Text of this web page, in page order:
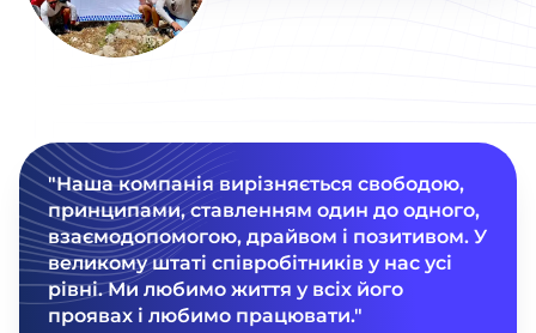
"Наша компанія вирізняється свободою,
принципами, ставленням один до одного,
взаємодопомогою, драйвом і позитивом. У
великому штаті співробітників у нас усі
рівні. Ми любимо життя у всіх його
проявах і любимо працювати."